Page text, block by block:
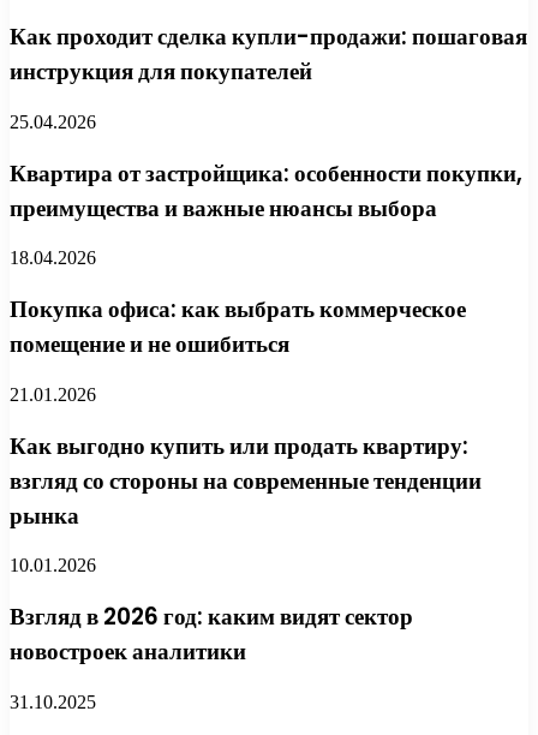
Как проходит сделка купли-продажи: пошаговая
инструкция для покупателей
25.04.2026
Квартира от застройщика: особенности покупки,
преимущества и важные нюансы выбора
18.04.2026
Покупка офиса: как выбрать коммерческое
помещение и не ошибиться
21.01.2026
Как выгодно купить или продать квартиру:
взгляд со стороны на современные тенденции
рынка
10.01.2026
Взгляд в 2026 год: каким видят сектор
новостроек аналитики
31.10.2025